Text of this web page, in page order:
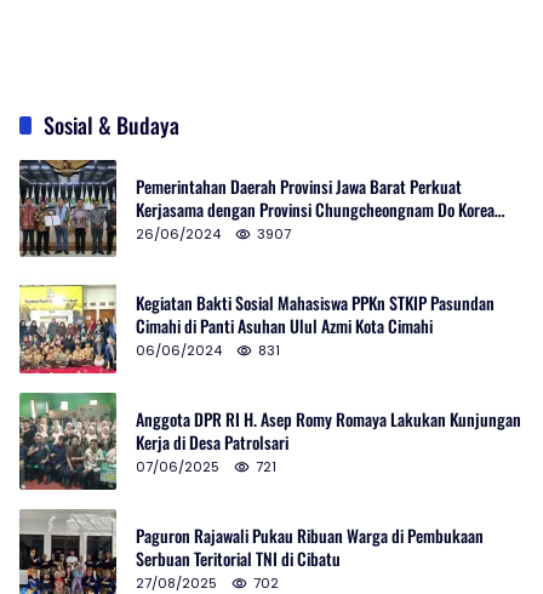
Sosial & Budaya
Pemerintahan Daerah Provinsi Jawa Barat Perkuat
Kerjasama dengan Provinsi Chungcheongnam Do Korea
Selatan
26/06/2024 3907
Kegiatan Bakti Sosial Mahasiswa PPKn STKIP Pasundan
Cimahi di Panti Asuhan Ulul Azmi Kota Cimahi
06/06/2024 831
Anggota DPR RI H. Asep Romy Romaya Lakukan Kunjungan
Kerja di Desa Patrolsari
07/06/2025 721
Paguron Rajawali Pukau Ribuan Warga di Pembukaan
Serbuan Teritorial TNI di Cibatu
27/08/2025 702